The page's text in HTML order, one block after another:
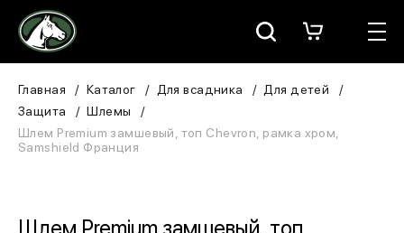
Москва
Для всадника
Главная Каталог Для всадника
Для детей
Защита
Шлемы
Шлем Premium замшевый, топ Chevron, рамка хром,
Samshield Франция
Шлем Premium замшевый, топ